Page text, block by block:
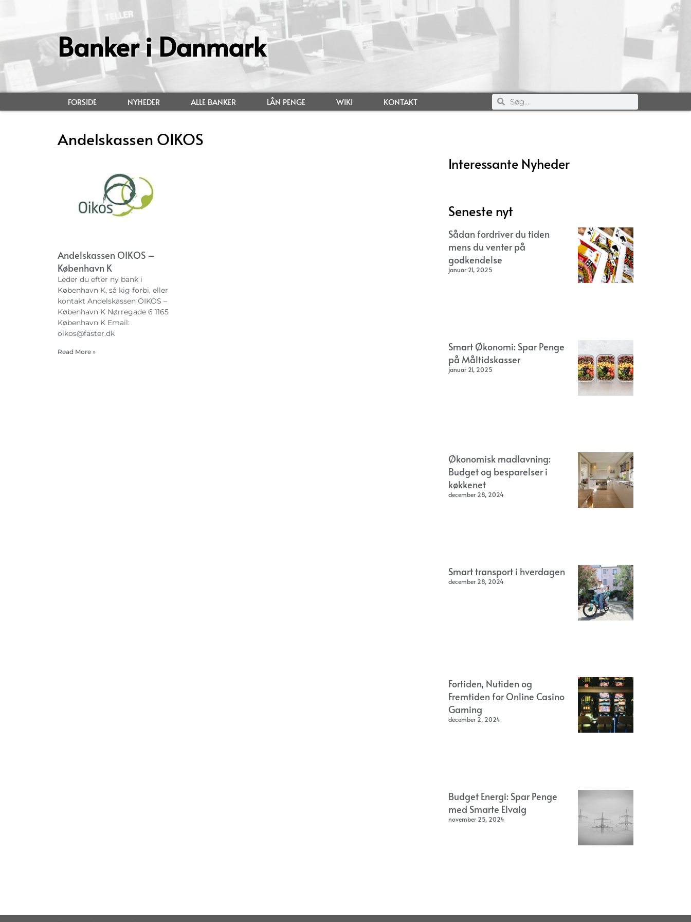
Banker i Danmark
FORSIDE NYHEDER ALLE BANKER LÅN PENGE WIKI KONTAKT
Andelskassen OIKOS
Andelskassen OIKOS –
København K
Leder du efter ny bank i
København K, så kig forbi, eller
kontakt Andelskassen OIKOS –
København K Nørregade 6 1165
København K Email:
oikos@faster.dk
Read More »
Interessante Nyheder
Seneste nyt
Sådan fordriver du tiden
mens du venter på
godkendelse
januar 21, 2025
Smart Økonomi: Spar Penge
på Måltidskasser
januar 21, 2025
Økonomisk madlavning:
Budget og besparelser i
køkkenet
december 28, 2024
Smart transport i hverdagen
december 28, 2024
Fortiden, Nutiden og
Fremtiden for Online Casino
Gaming
december 2, 2024
Budget Energi: Spar Penge
med Smarte Elvalg
november 25, 2024